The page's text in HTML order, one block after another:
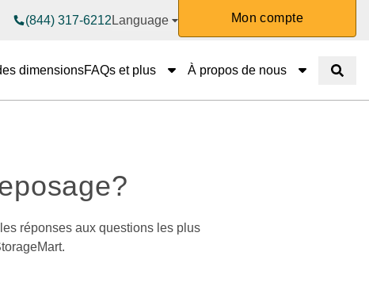
(844) 317-6212 Language Mon compte
dimensionsFAQs et plus FAQs et plus
À propos de nous À propos de
réponses aux questions les plus